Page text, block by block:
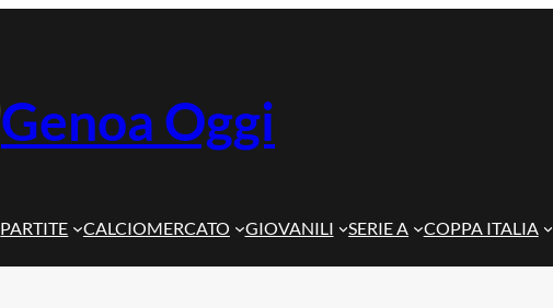
Genoa Oggi
PARTITE CALCIOMERCATO GIOVANILI SERIE A COPPA ITALIA